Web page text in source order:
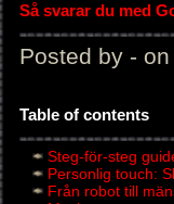
Så svarar du med
Posted by - on
Table of contents
Steg-för-steg
Personlig touch:
Från robot till